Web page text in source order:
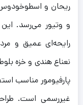
ریحان و
و وتیور می‌رسد.
رایحه‌ای عمیق و
نعناع هندی و خزه
پارفیومور مناسب
غیررسمی است.